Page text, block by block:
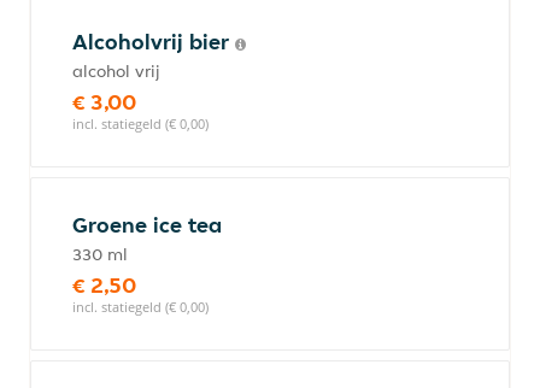
Alcoholvrij bier
alcohol vrij
€ 3,00
incl. statiegeld (€ 0,00)
Groene ice tea
330 ml
€ 2,50
incl. statiegeld (€ 0,00)